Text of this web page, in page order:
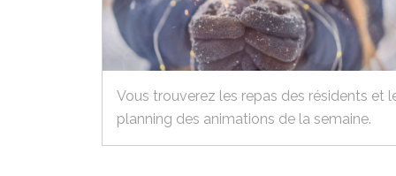
Vous trouverez les repas des résidents et
planning des animations de la semaine.